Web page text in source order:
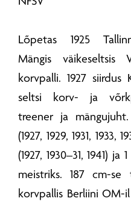
Lõpetas 1925
Mängis
korvpalli. 1927 siirdus
seltsi korv- ja
treener ja
(1927, 1929, 1931,
(1927, 1930–31, 1941)
meistriks. 187 cm-se
korvpallis Berliini OM-